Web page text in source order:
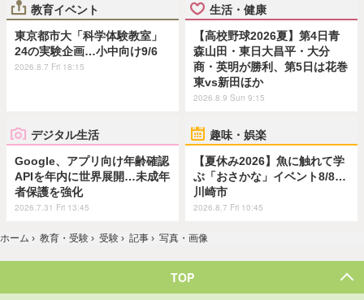
教育イベント
東京都市大「科学体験教室」
24の実験企画…小中向け9/6
2026.8.7 Fri 18:15
生活・健康
【高校野球2026夏】第4日青
森山田・東日大昌平・大分
商・英明が勝利、第5日は花巻
東vs新田ほか
2026.8.9 Sun 9:15
デジタル生活
Google、アプリ向け年齢確認
APIを年内に世界展開…未成年
者保護を強化
2026.7.31 Fri 13:45
趣味・娯楽
【夏休み2026】魚に触れて学
ぶ「おさかな」イベント8/8…
川崎市
2026.8.7 Fri 10:45
ホーム › 教育・受験 › 受験 › 記事 › 写真・画像
TOP